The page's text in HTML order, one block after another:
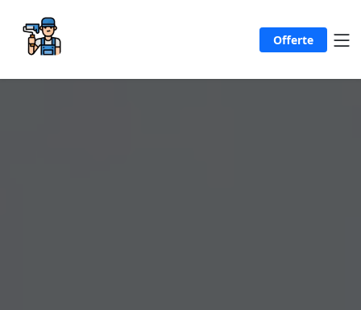
Offerte